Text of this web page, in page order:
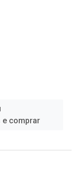
e comprar